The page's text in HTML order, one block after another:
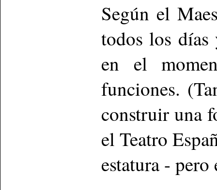
Según el
todos los días
en el
funciones.
construir una
el Teatro
estatura -